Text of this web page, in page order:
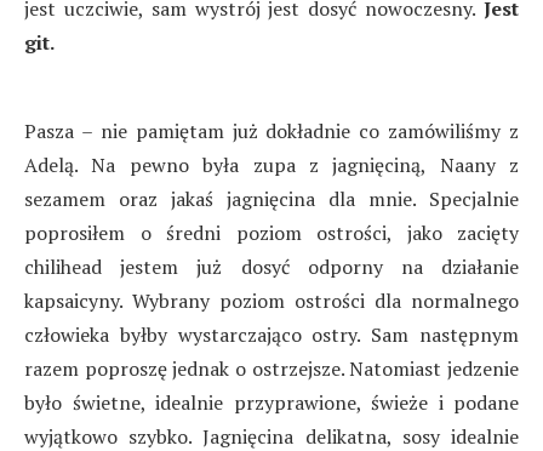
jest uczciwie, sam wystrój jest dosyć nowoczesny. Jest
git.
Pasza – nie pamiętam już dokładnie co zamówiliśmy z
Adelą. Na pewno była zupa z jagnięciną, Naany z
sezamem oraz jakaś jagnięcina dla mnie. Specjalnie
poprosiłem o średni poziom ostrości, jako zacięty
chilihead jestem już dosyć odporny na działanie
kapsaicyny. Wybrany poziom ostrości dla normalnego
człowieka byłby wystarczająco ostry. Sam następnym
razem poproszę jednak o ostrzejsze. Natomiast jedzenie
było świetne, idealnie przyprawione, świeże i podane
wyjątkowo szybko. Jagnięcina delikatna, sosy idealnie